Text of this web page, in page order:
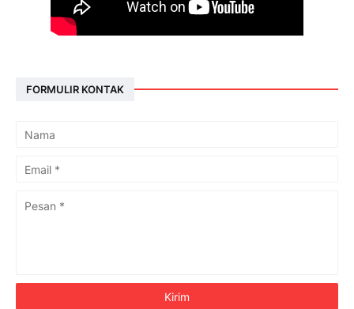
FORMULIR KONTAK